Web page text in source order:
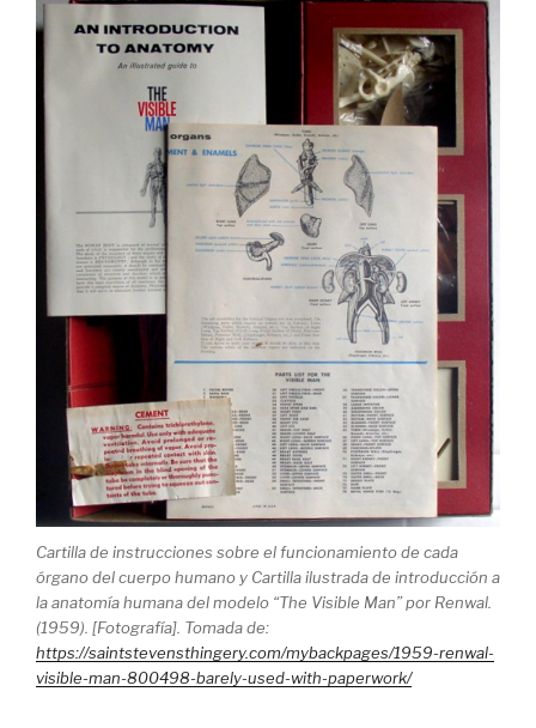
Cartilla de instrucciones sobre el funcionamiento de cada
órgano del cuerpo humano y Cartilla ilustrada de introducción a
la anatomía humana del modelo “The Visible Man” por Renwal.
(1959). [Fotografía]. Tomada de:
https://saintstevensthingery.com/mybackpages/1959-renwal-
visible-man-800498-barely-used-with-paperwork/